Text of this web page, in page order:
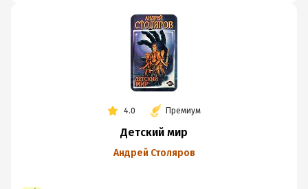
4.0 Премиум
Детский мир
Андрей Столяров